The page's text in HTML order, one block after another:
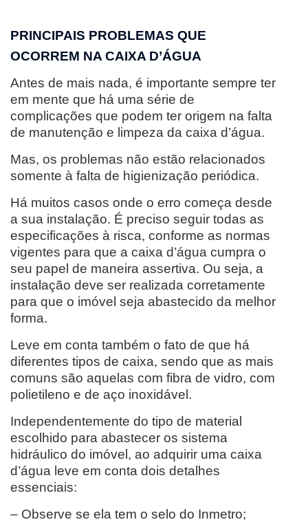
PRINCIPAIS PROBLEMAS QUE
OCORREM NA CAIXA D’ÁGUA
Antes de mais nada, é importante sempre ter
em mente que há uma série de
complicações que podem ter origem na falta
de manutenção e limpeza da caixa d’água.
Mas, os problemas não estão relacionados
somente à falta de higienização periódica.
Há muitos casos onde o erro começa desde
a sua instalação. É preciso seguir todas as
especificações à risca, conforme as normas
vigentes para que a caixa d’água cumpra o
seu papel de maneira assertiva. Ou seja, a
instalação deve ser realizada corretamente
para que o imóvel seja abastecido da melhor
forma.
Leve em conta também o fato de que há
diferentes tipos de caixa, sendo que as mais
comuns são aquelas com fibra de vidro, com
polietileno e de aço inoxidável.
Independentemente do tipo de material
escolhido para abastecer os sistema
hidráulico do imóvel, ao adquirir uma caixa
d’água leve em conta dois detalhes
essenciais:
– Observe se ela tem o selo do Inmetro;